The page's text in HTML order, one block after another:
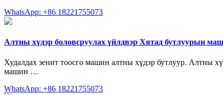
WhatsApp: +86 18221755073
Алтны хүдэр боловсруулах үйлдвэр Хятад бутлуурын
Худалдах зенит тоосго машин алтны хүдэр бутлуур. Алтны
машин …
WhatsApp: +86 18221755073